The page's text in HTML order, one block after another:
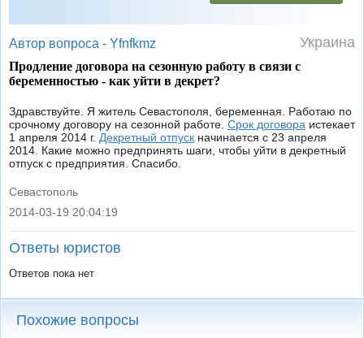
Автор вопроса - Yfnfkmz Украина
Продление договора на сезонную работу в связи с
беременностью - как уйти в декрет?
Здравствуйте. Я житель Севастополя, беременная. Работаю по
срочному договору на сезонной работе. Срок договора истекает
1 апреля 2014 г. Декретный отпуск начинается с 23 апреля
2014. Какие можно предпринять шаги, чтобы уйти в декретный
отпуск с предприятия. Спасибо.
Севастополь
|
2014-03-19 20:04:19
Ответы юристов
Ответов пока нет
Похожие вопросы